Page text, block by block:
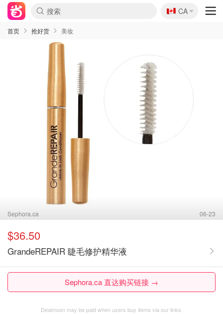
🇨🇦
CA
首页 抢好货 美妆
Sephora.ca 06-23
$36.50
GrandeREPAIR 睫毛修护精华液
Sephora.ca 直达购买链接 →
Dealmoon may be paid when users buy items via our links.